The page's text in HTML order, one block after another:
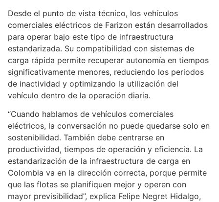
Desde el punto de vista técnico, los vehículos
comerciales eléctricos de Farizon están desarrollados
para operar bajo este tipo de infraestructura
estandarizada. Su compatibilidad con sistemas de
carga rápida permite recuperar autonomía en tiempos
significativamente menores, reduciendo los periodos
de inactividad y optimizando la utilización del
vehículo dentro de la operación diaria.
“Cuando hablamos de vehículos comerciales
eléctricos, la conversación no puede quedarse solo en
sostenibilidad. También debe centrarse en
productividad, tiempos de operación y eficiencia. La
estandarización de la infraestructura de carga en
Colombia va en la dirección correcta, porque permite
que las flotas se planifiquen mejor y operen con
mayor previsibilidad”, explica Felipe Negret Hidalgo,